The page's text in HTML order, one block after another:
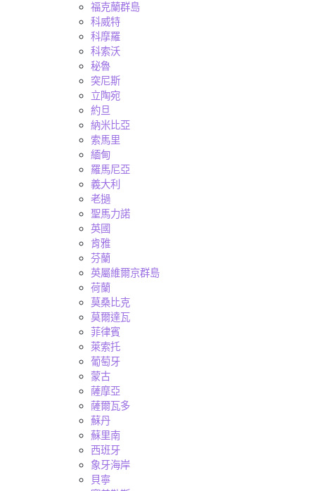
福克蘭群島
科威特
科摩羅
科索沃
秘魯
突尼斯
立陶宛
約旦
納米比亞
索馬里
緬甸
羅馬尼亞
義大利
老撾
聖馬力諾
英國
肯雅
芬蘭
英屬維爾京群島
荷蘭
莫桑比克
莫爾達瓦
菲律賓
萊索托
葡萄牙
蒙古
薩摩亞
薩爾瓦多
蘇丹
蘇里南
西班牙
象牙海岸
貝寧